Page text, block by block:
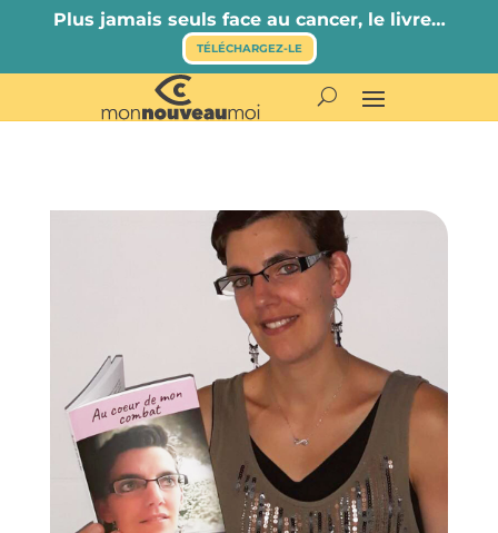
Plus jamais seuls face au cancer, le livre…
TÉLÉCHARGEZ-LE